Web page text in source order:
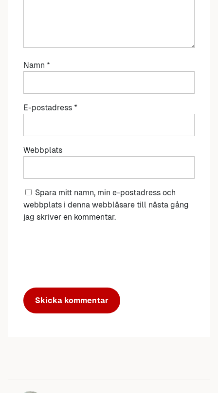
Namn *
E-postadress *
Webbplats
Spara mitt namn, min e-postadress och
webbplats i denna webbläsare till nästa gång
jag skriver en kommentar.